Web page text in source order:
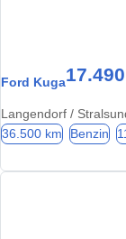
Ford Kuga
Langendorf /
36.500 km Benzin